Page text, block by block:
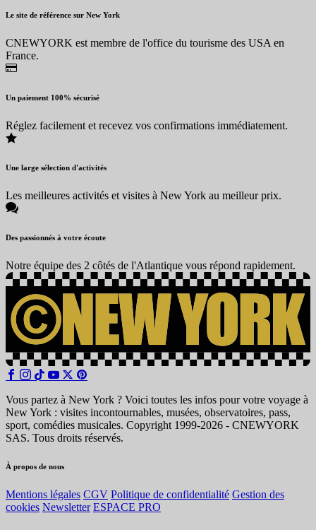
Le site de référence sur New York
CNEWYORK est membre de l'office du tourisme des USA en
France.
Un paiement 100% sécurisé
Réglez facilement et recevez vos confirmations immédiatement.
Une large sélection d'activités
Les meilleures activités et visites à New York au meilleur prix.
Des passionnés à votre écoute
Notre équipe des 2 côtés de l'Atlantique vous répond rapidement.
Vous partez à New York ? Voici toutes les infos pour votre voyage à
New York : visites incontournables, musées, observatoires, pass,
sport, comédies musicales. Copyright 1999-2026 - CNEWYORK
SAS. Tous droits réservés.
À propos de nous
Mentions légales CGV Politique de confidentialité Gestion des
cookies Newsletter ESPACE PRO